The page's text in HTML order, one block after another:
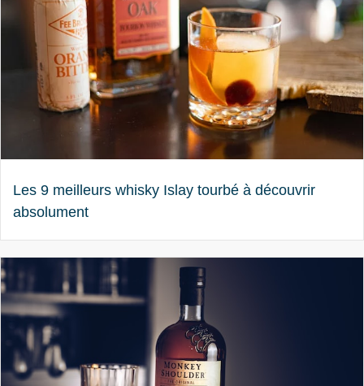
Les 9 meilleurs whisky Islay tourbé à découvrir
absolument